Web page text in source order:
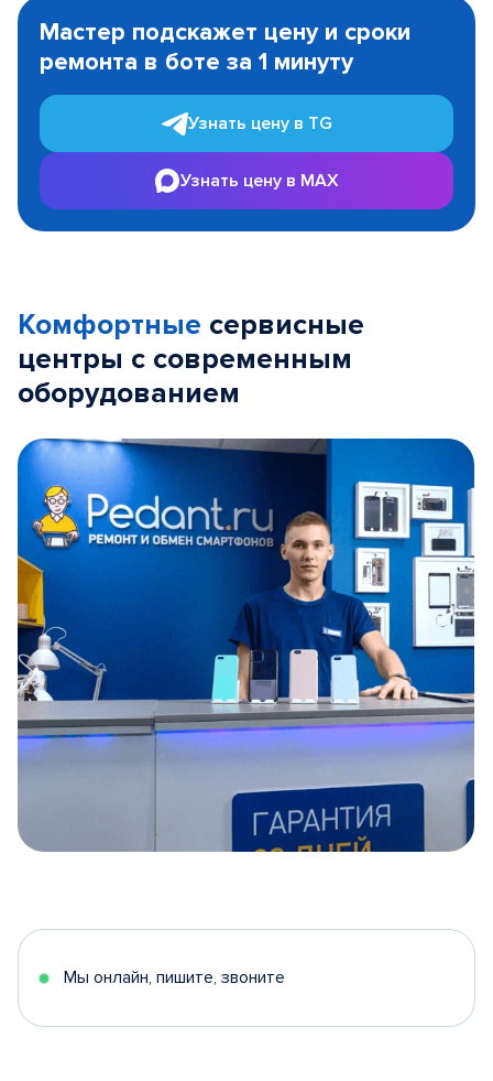
1
Мастер подскажет цену и сроки
ремонта в боте за 1 минуту
Узнать цену в TG
Узнать цену в MAX
Комфортные сервисные
центры с современным
оборудованием
5
Мы онлайн, пишите, звоните